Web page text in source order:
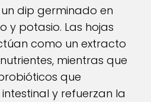
dip germinado en
y potasio. Las hojas
como un extracto
mientras que
que
y refuerzan la